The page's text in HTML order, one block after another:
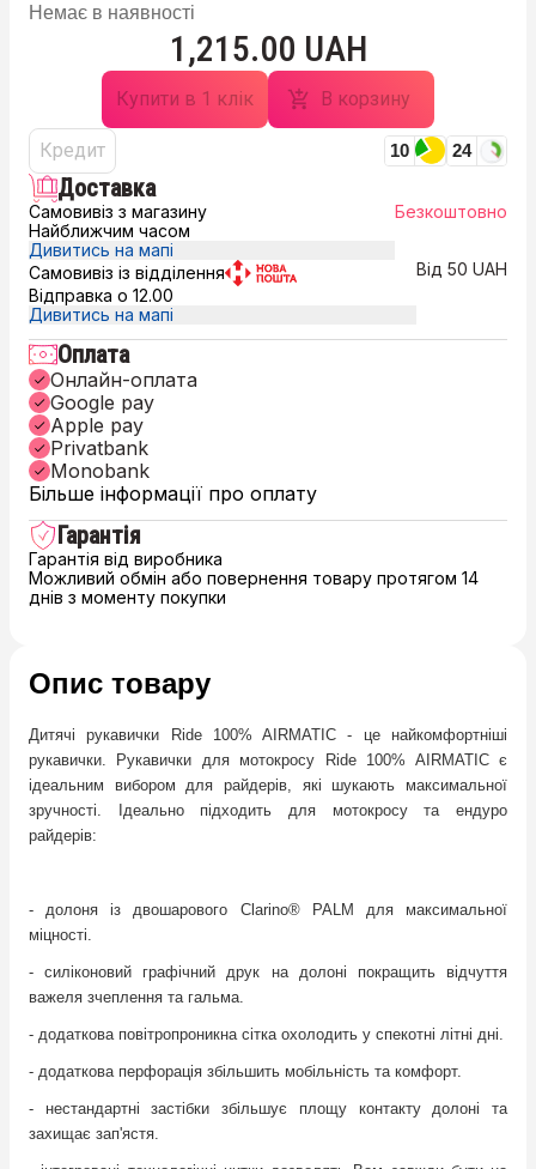
Немає в наявності
1,215.00 UAH
Купити в 1 клік В корзину
Кредит 10 24
Доставка
Самовивіз з магазину
Найближчим часом
Дивитись на мапі
Безкоштовно
Самовивіз із відділення
Відправка о 12.00
Дивитись на мапі
Від 50 UAH
Оплата
Онлайн-оплата
Google pay
Apple pay
Privatbank
Monobank
Більше інформації про оплату
Гарантія
Гарантія від виробника
Можливий обмін або повернення товару протягом 14
днів з моменту покупки
Опис товару
Дитячі рукавички Ride 100% AIRMATIC - це найкомфортніші
рукавички. Рукавички для мотокросу Ride 100% AIRMATIC є
ідеальним вибором для райдерів, які шукають максимальної
зручності. Ідеально підходить для мотокросу та ендуро
райдерів:
- долоня із двошарового Clarino® PALM для максимальної
міцності.
- силіконовий графічний друк на долоні покращить відчуття
важеля зчеплення та гальма.
- додаткова повітропроникна сітка охолодить у спекотні літні дні.
- додаткова перфорація збільшить мобільність та комфорт.
- нестандартні застібки збільшує площу контакту долоні та
захищає зап'ястя.